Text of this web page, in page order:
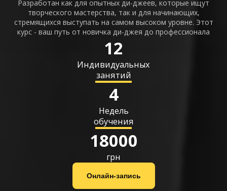
Разработан как для опытных ди-джеев, которые ищут
творческого мастерства, так и для начинающих,
стремящихся выступать на самом высоком уровне. Этот
курс - ваш путь от новичка ди-джея до профессионала
12
Индивидуальных
занятий
4
Недель
обучения
18000
грн
Онлайн-запись